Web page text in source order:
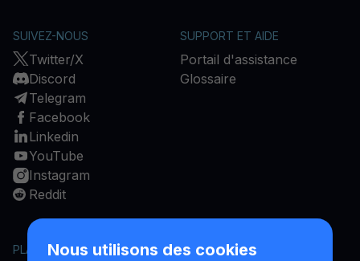
Nous utilisons des cookies
SUIVEZ-NOUS
Twitter/X
Discord
Telegram
Facebook
Linkedin
YouTube
Instagram
Reddit
SUPPORT ET AIDE
Portail d'assistance
Glossaire
PLATEFORME